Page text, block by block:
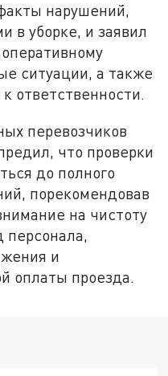
нарушений,
в уборке, и заявил
ситуации, а также
ответственности.
перевозчиков
что проверки
до полного
порекомендовав
на чистоту
персонала,
и
оплаты проезда.